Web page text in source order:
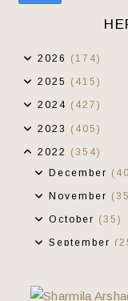
2026 (174)
2025 (415)
2024 (427)
2023 (405)
2022 (354)
December
November
October (35)
September